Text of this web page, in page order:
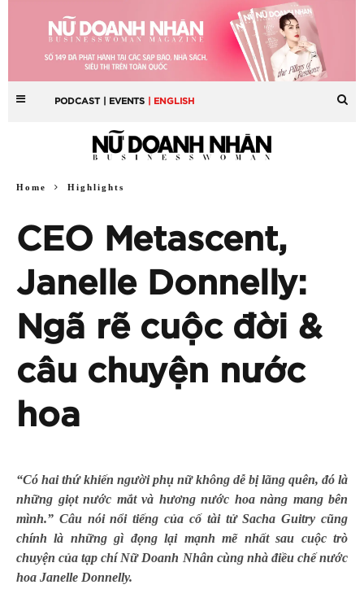
PODCAST | EVENTS | ENGLISH
Home Highlights
CEO Metascent,
Janelle Donnelly:
Ngã rẽ cuộc đời &
câu chuyện nước
hoa
“Có hai thứ khiến người phụ nữ không dễ bị lãng quên, đó là
những giọt nước mắt và hương nước hoa nàng mang bên
mình.” Câu nói nổi tiếng của cố tài tử Sacha Guitry cũng
chính là những gì đọng lại mạnh mẽ nhất sau cuộc trò
chuyện của tạp chí Nữ Doanh Nhân cùng nhà điều chế nước
hoa Janelle Donnelly.